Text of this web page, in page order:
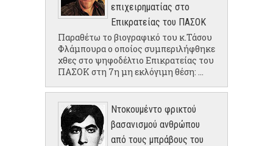
επιχειρηματίας στο
Επικρατείας του ΠΑΣΟΚ
Παραθέτω το βιογραφικό του κ.Τάσου
Φλάμπουρα ο οποίος συμπεριλήφθηκε
χθες στο ψηφοδέλτιο Επικρατείας του
ΠΑΣΟΚ στη 7η μη εκλόγιμη θέση: ...
Ντοκουμέντο φρικτού
βασανισμού ανθρώπου
από τους μπράβους του